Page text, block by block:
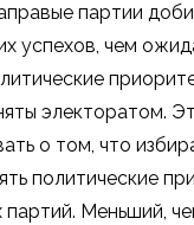
партии
успехов, чем
электоратом.
о том, что
политические
партий. Меньший,